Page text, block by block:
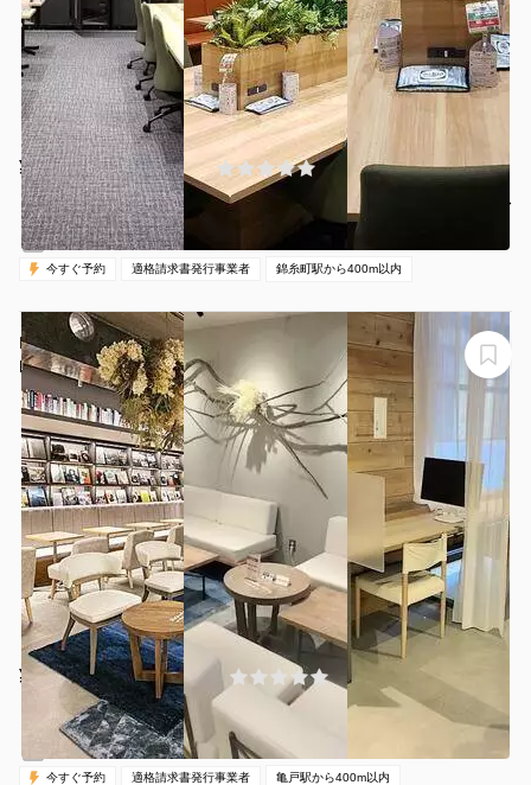
¥871 〜 ¥1210 /時間
(0件)
錦糸町駅 徒歩3分東京都墨田区江東橋3-9-10
30分〜
営業時間：08:00-20:00（全日）
今すぐ予約 適格請求書発行事業者 錦糸町駅から400m以内
H1T亀戸 SHARE LOUNGE OPENSPACE
H1T亀戸 SHARE LOUNGE OPENSPACE
¥1355 〜 ¥1694 /時間
(0件)
亀戸駅 徒歩4分東京都江東区亀戸6-31-1 1名
1時間〜
営業時間：08:00-21:00（全日）
今すぐ予約 適格請求書発行事業者 亀戸駅から400m以内